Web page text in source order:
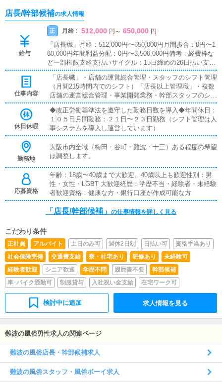
店長/幹部候補の求人情報
給与
正 月給 : 512,000 円 ～ 650,000 円
「店長職」月給：512,000円〜650,000円月間歩合：0円〜1
80,000円年間利益分配：0円〜3,500,000円備考：経費枠な
ど一部権限支給支払いサイクル：15日締めの26日払い支払
い方法：指定口座振込み保険：社会保険完備「店長以上管
理職」月給：750,000円〜2,500,000円月間歩合：0円〜200,
000円年間利益分配金：0円〜8,000,000円備考：経費枠な
ど一部権限支給支払いサイクル：15日締めの26日払い支払
い方法：指定口座振込み保険：社会保険完備
仕事内容
「店長職」・店舗の運営総合管理・スタッフのシフト管理
（月間215時間内でのシフト）「店長以上管理職」・複数
店舗の運営総合管理・事業開発業務・幹部スタッフのシフ
ト管理（月間230時間内でのシフト）※スカウト行為やプ
ライベートを巻き込んだ女子管理業務は一切ございませ
ん。その他法令に触れるような無茶な業務は一切ございま
せん。ご安心ください。
休日休暇
◆改正労働基準法を遵守した勤務日数を導入◆年間休日：
１０５日月間勤務：２１日〜２３日勤務（シフト管理は人
事システムを導入し運営しています）
勤務地
大阪市内全域（梅田・谷町・難波・十三）ある程度の希望
は調整します。
応募資格
年齢：18歳〜40歳まで大歓迎。40歳以上も歓迎性別：男
性・女性・LGBT 大歓迎経歴：学歴不当・経験者・未経験
者歓迎資格：健康な方・銀行口座が作成可能な方
「店長/幹部候補」 の仕事情報を詳しく見る
こだわり条件
正社員 アルバイト 土日のみ可 週休2日制 日払い可
資格手当あり
社会保険完備
交通費支給 寮・社宅あり 研修あり
未経験可
経験者歓迎
シニア歓迎 学歴不問 履歴書不要
幹部候補
車･バイク通勤可
制服貸与 入社祝い金支給 在宅ワーク可
検討中に追加 求人情報を見る
難波の風俗男性求人の関連ページ
難波の風俗店長・幹部候補求人
難波の風俗スタッフ・風俗ボーイ求人